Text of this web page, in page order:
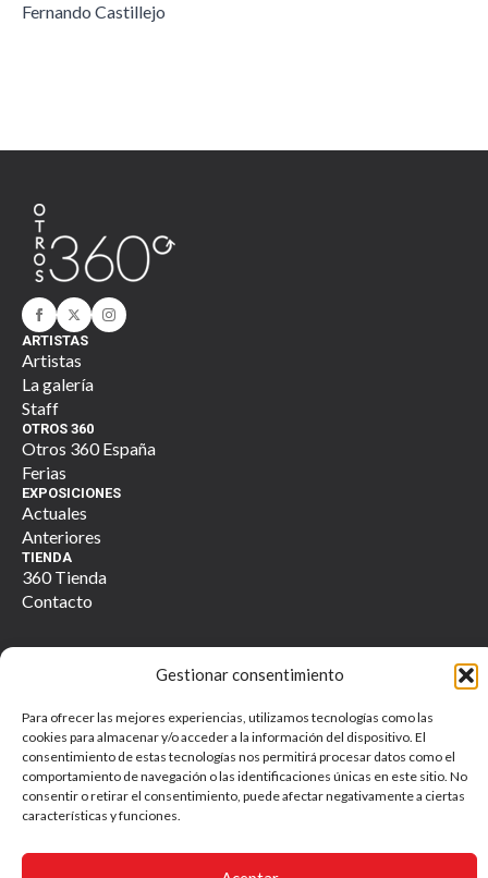
Gestionar consentimiento
Para ofrecer las mejores experiencias, utilizamos tecnologías como las
cookies para almacenar y/o acceder a la información del dispositivo. El
consentimiento de estas tecnologías nos permitirá procesar datos como el
comportamiento de navegación o las identificaciones únicas en este sitio. No
consentir o retirar el consentimiento, puede afectar negativamente a ciertas
características y funciones.
Fernando Castillejo
ARTISTAS
Artistas
La galería
Staff
OTROS 360
Otros 360 España
Ferias
EXPOSICIONES
Actuales
Anteriores
TIENDA
360 Tienda
Contacto
Otros 360 galería. Todos los derechos reservados. © 2025
Política de Privacidad y Tratamiento de Datos Personales